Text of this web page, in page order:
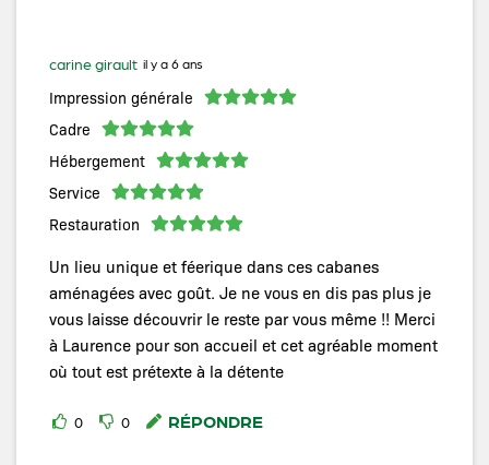
carine girault il y a 6 ans
Impression générale
Cadre
Hébergement
Service
Restauration
Un lieu unique et féerique dans ces cabanes
aménagées avec goût. Je ne vous en dis pas plus je
vous laisse découvrir le reste par vous même !! Merci
à Laurence pour son accueil et cet agréable moment
où tout est prétexte à la détente
0 0 RÉPONDRE